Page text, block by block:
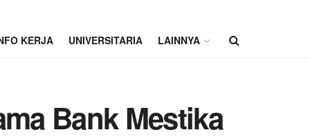
KERJA UNIVERSITARIA LAINNYA
Bank Mestika